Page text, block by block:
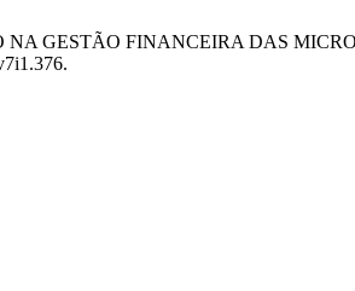
GESTÃO FINANCEIRA DAS